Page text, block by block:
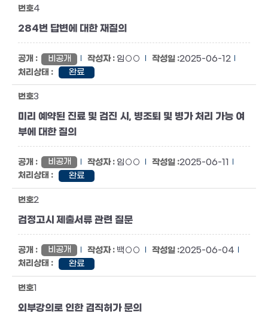
4
284번 답변에 대한 재질의
비공개 임○○
2025-06-12
완료
3
미리 예약된 진료 및 검진 시, 병조퇴 및 병가 처리 가능 여
부에 대한 질의
비공개 임○○
2025-06-11
완료
2
검정고시 제출서류 관련 질문
비공개 백○○
2025-06-04
완료
1
외부강의로 인한 겸직허가 문의